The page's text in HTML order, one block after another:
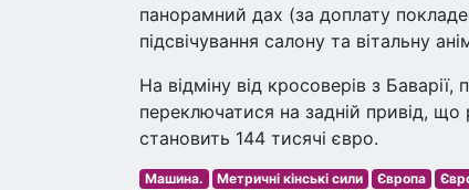
панорамний дах (за доплату
підсвічування салону та вітальну
На відміну від кросоверів з
переключатися на задній привід,
становить 144 тисячі євро.
Машина. Метричні кінські сили Європа